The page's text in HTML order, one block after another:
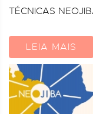
TÉCNICAS
LEIA MAIS